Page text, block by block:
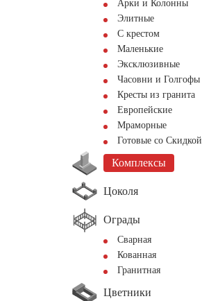
Арки и Колонны
Элитные
С крестом
Маленькие
Эксклюзивные
Часовни и Голгофы
Кресты из гранита
Европейские
Мраморные
Готовые со Скидкой
Комплексы
Цоколя
Ограды
Сварная
Кованная
Гранитная
Цветники